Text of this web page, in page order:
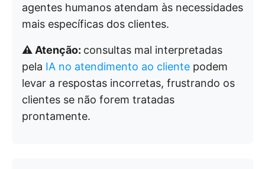
agentes humanos atendam às necessidades
mais específicas dos clientes.
⚠️ Atenção: consultas mal interpretadas
pela IA no atendimento ao cliente podem
levar a respostas incorretas, frustrando os
clientes se não forem tratadas
prontamente.